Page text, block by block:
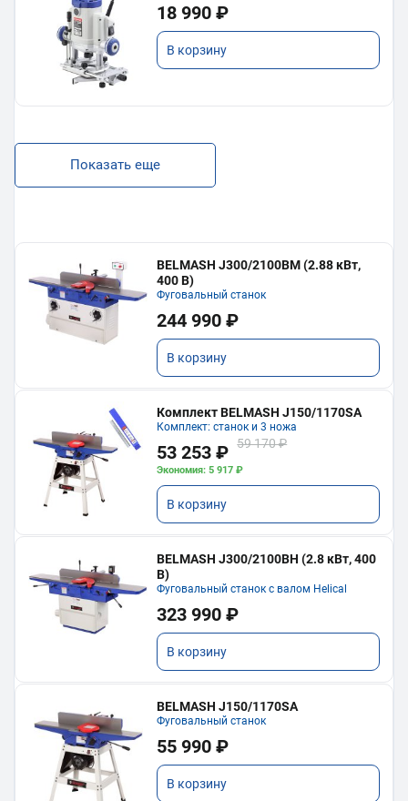
18 990 ₽
В корзину
Показать еще
BELMASH J300/2100ВМ (2.88 кВт,
400 В)
Фуговальный станок
244 990 ₽
В корзину
Комплект BELMASH J150/1170SA
Комплект: станок и 3 ножа
53 253 ₽ 59 170 ₽
Экономия: 5 917 ₽
В корзину
BELMASH J300/2100ВH (2.8 кВт, 400
В)
Фуговальный станок с валом Helical
323 990 ₽
В корзину
BELMASH J150/1170SA
Фуговальный станок
55 990 ₽
В корзину